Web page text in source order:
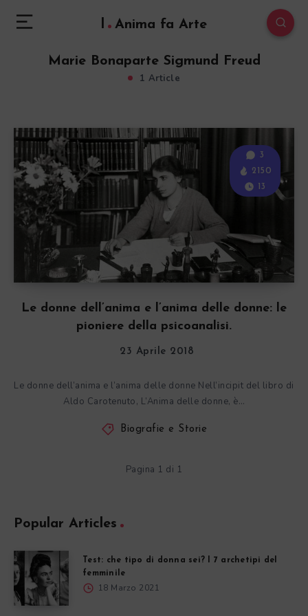
l Anima fa Arte
Marie Bonaparte Sigmund Freud
1 Article
Le donne dell’anima e l’anima delle donne: le
pioniere della psicoanalisi.
3
2150
13
23 Aprile 2018
Le donne dell’anima e l’anima delle donne Nell’incipit del libro di
Aldo Carotenuto, L’Anima delle donne, è…
Biografie e Storie
Pagina 1 di 1
Popular Articles
Test: che tipo di donna sei? I 7 archetipi del
femminile
18 Marzo 2021